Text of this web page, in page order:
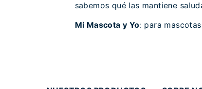
sabemos qué las mantiene
Mi Mascota y Yo: para